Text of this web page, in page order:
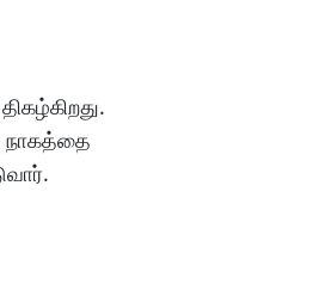
நாகத்தை